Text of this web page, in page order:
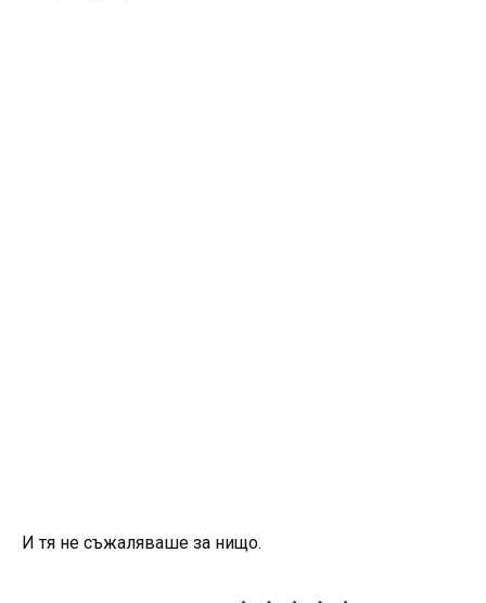
И тя не съжаляваше за нищо.